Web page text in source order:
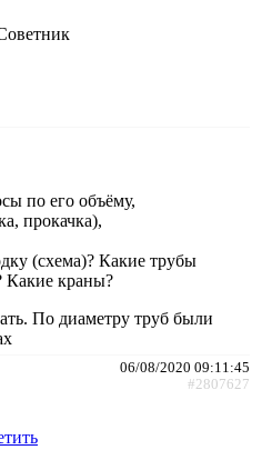
по его объёму,
прокачка),
(схема)? Какие трубы
Какие краны?
По диаметру труб были
06/08/2020 09:11:45
#2807627